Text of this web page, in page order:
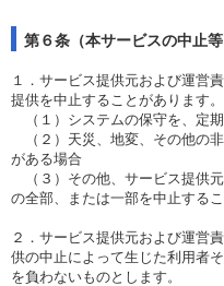
第６条（本サービスの中止等
１．サービス提供元および運営
提供を中止することがあります。
（１）システムの保守を、定
（２）天災、地変、その他の
がある場合
（３）その他、サービス提供
の全部、または一部を中止する
２．サービス提供元および運営
供の中止によって生じた利用者
を負わないものとします。